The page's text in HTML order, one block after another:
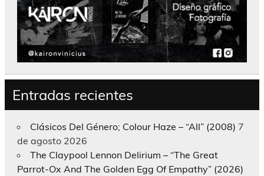
Entradas recientes
Clásicos Del Género; Colour Haze – “All” (2008) 7
de agosto 2026
The Claypool Lennon Delirium – “The Great
Parrot-Ox And The Golden Egg Of Empathy” (2026)